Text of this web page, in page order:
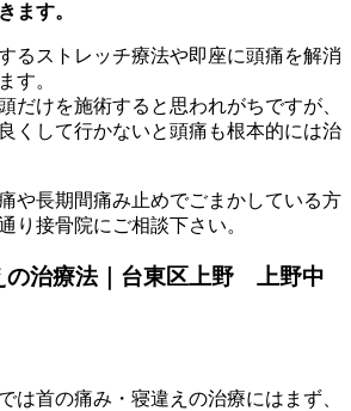
ます。
るストレッチ療法や即座に頭痛を解消
す。
だけを施術すると思われがちですが、
くして行かないと頭痛も根本的には治
や長期間痛み止めでごまかしている方
り接骨院にご相談下さい。
の治療法｜台東区上野 上野中
は首の痛み・寝違えの治療にはまず、